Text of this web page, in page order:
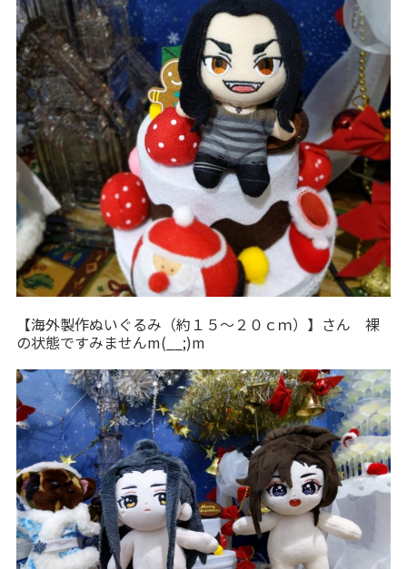
【海外製作ぬいぐるみ（約１５～２０ｃｍ）】さん 裸
の状態ですみませんm(__;)m